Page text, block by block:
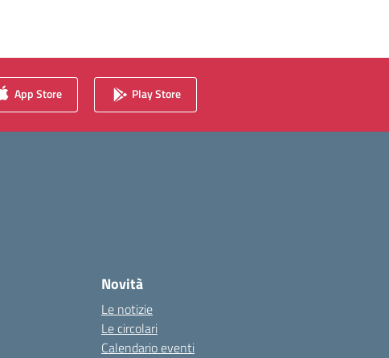
App Store Play Store
Novità
Le notizie
Le circolari
Calendario eventi